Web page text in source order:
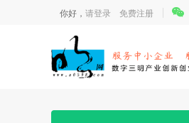
你好， 请登录 免费注册